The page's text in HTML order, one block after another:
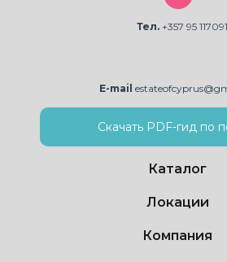
Тел. +357 95 117091
E-mail
Скачать PDF-гид по
Каталог
Локации
Компания